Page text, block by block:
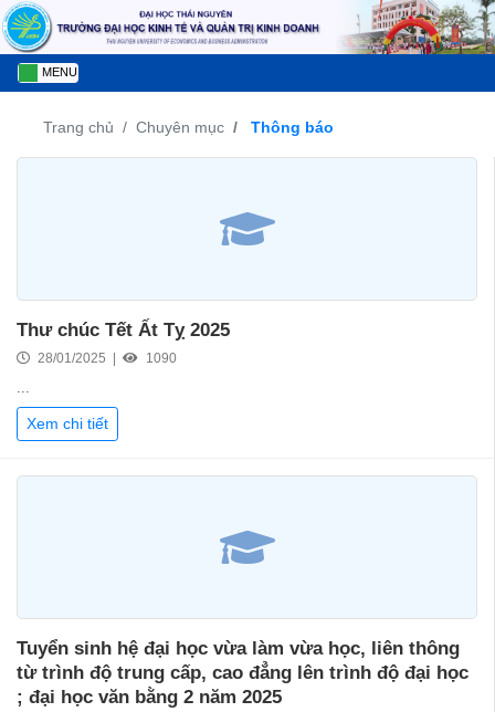
MENU
Trang chủ Chuyên mục Thông báo
Thư chúc Tết Ất Tỵ 2025
28/01/2025 | 1090
...
Xem chi tiết
Tuyển sinh hệ đại học vừa làm vừa học, liên thông
từ trình độ trung cấp, cao đẳng lên trình độ đại học
; đại học văn bằng 2 năm 2025